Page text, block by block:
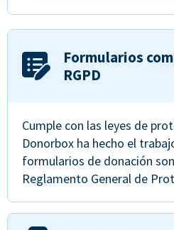
Formularios
RGPD
Cumple con las leyes de
Donorbox ha hecho el
formularios de donación
Reglamento General de